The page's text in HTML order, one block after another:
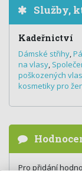
Služby,
Kadeřnictví
Dámské střihy,
na vlasy,
poškozených
kosmetiky pro
Pro přidání